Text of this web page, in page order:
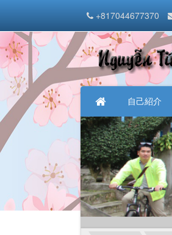
自己紹介
+817044677370